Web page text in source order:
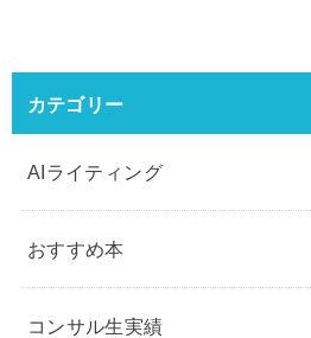
カテゴリー
AIライティング
おすすめ本
コンサル生実績